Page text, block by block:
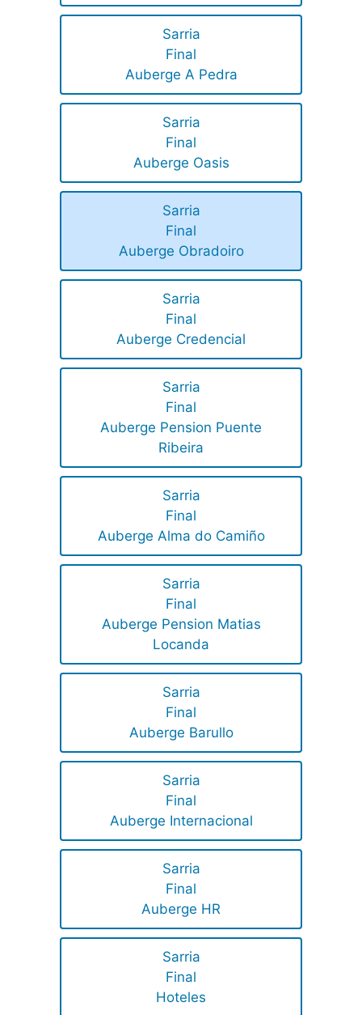
Sarria
Final
Auberge A Pedra
Sarria
Final
Auberge Oasis
Sarria
Final
Auberge Obradoiro
Sarria
Final
Auberge Credencial
Sarria
Final
Auberge Pension Puente
Ribeira
Sarria
Final
Auberge Alma do Camiño
Sarria
Final
Auberge Pension Matias
Locanda
Sarria
Final
Auberge Barullo
Sarria
Final
Auberge Internacional
Sarria
Final
Auberge HR
Sarria
Final
Hoteles